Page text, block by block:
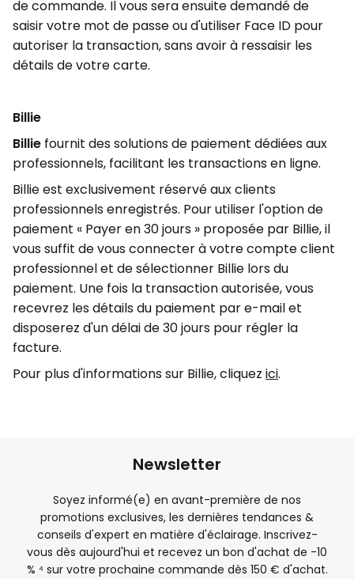
de commande. Il vous sera ensuite demandé de
saisir votre mot de passe ou d'utiliser Face ID pour
autoriser la transaction, sans avoir à ressaisir les
détails de votre carte.
Billie
Billie fournit des solutions de paiement dédiées aux
professionnels, facilitant les transactions en ligne.
Billie est exclusivement réservé aux clients
professionnels enregistrés. Pour utiliser l'option de
paiement « Payer en 30 jours » proposée par Billie, il
vous suffit de vous connecter à votre compte client
professionnel et de sélectionner Billie lors du
paiement. Une fois la transaction autorisée, vous
recevrez les détails du paiement par e-mail et
disposerez d'un délai de 30 jours pour régler la
facture.
Pour plus d'informations sur Billie, cliquez ici.
Newsletter
Soyez informé(e) en avant-première de nos
promotions exclusives, les dernières tendances &
conseils d'expert en matière d'éclairage. Inscrivez-
vous dès aujourd'hui et recevez un bon d'achat de -10
% ⁴ sur votre prochaine commande dès 150 € d'achat.